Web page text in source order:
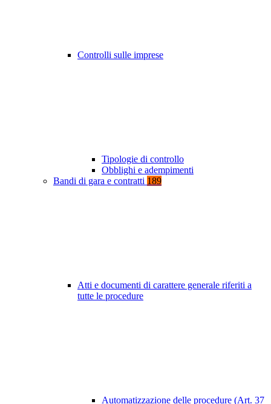
Controlli sulle imprese
Tipologie di controllo
Obblighi e adempimenti
Bandi di gara e contratti 189
Atti e documenti di carattere generale riferiti a
tutte le procedure
Automatizzazione delle procedure (Art. 37